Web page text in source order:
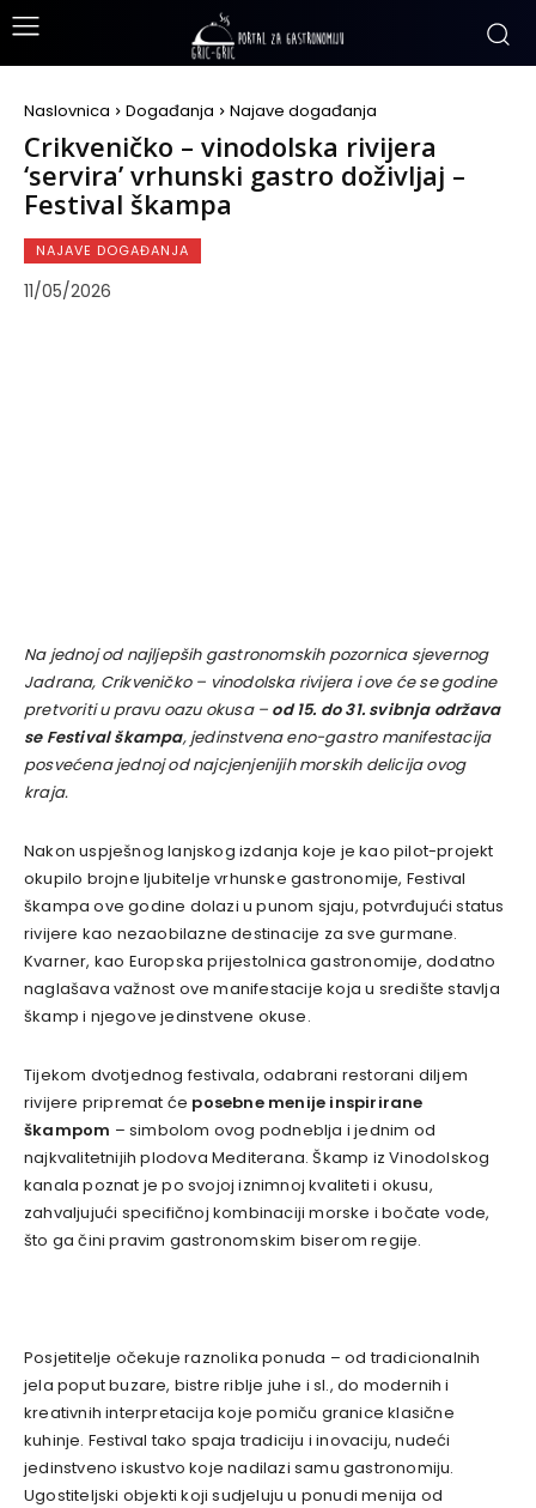
Naslovnica Događanja Najave događanja
Crikveničko – vinodolska rivijera
‘servira’ vrhunski gastro doživljaj –
Festival škampa
NAJAVE DOGAĐANJA
11/05/2026
Na jednoj od najljepših gastronomskih pozornica sjevernog
Jadrana, Crikveničko – vinodolska rivijera i ove će se godine
pretvoriti u pravu oazu okusa – od 15. do 31. svibnja održava
se Festival škampa, jedinstvena eno-gastro manifestacija
posvećena jednoj od najcjenjenijih morskih delicija ovog
kraja.
Nakon uspješnog lanjskog izdanja koje je kao pilot-projekt
okupilo brojne ljubitelje vrhunske gastronomije, Festival
škampa ove godine dolazi u punom sjaju, potvrđujući status
rivijere kao nezaobilazne destinacije za sve gurmane.
Kvarner, kao Europska prijestolnica gastronomije, dodatno
naglašava važnost ove manifestacije koja u središte stavlja
škamp i njegove jedinstvene okuse.
Tijekom dvotjednog festivala, odabrani restorani diljem
rivijere pripremat će posebne menije inspirirane
škampom – simbolom ovog podneblja i jednim od
najkvalitetnijih plodova Mediterana. Škamp iz Vinodolskog
kanala poznat je po svojoj iznimnoj kvaliteti i okusu,
zahvaljujući specifičnoj kombinaciji morske i bočate vode,
što ga čini pravim gastronomskim biserom regije.
Posjetitelje očekuje raznolika ponuda – od tradicionalnih
jela poput buzare, bistre riblje juhe i sl., do modernih i
kreativnih interpretacija koje pomiču granice klasične
kuhinje. Festival tako spaja tradiciju i inovaciju, nudeći
jedinstveno iskustvo koje nadilazi samu gastronomiju.
Ugostiteljski objekti koji sudjeluju u ponudi menija od